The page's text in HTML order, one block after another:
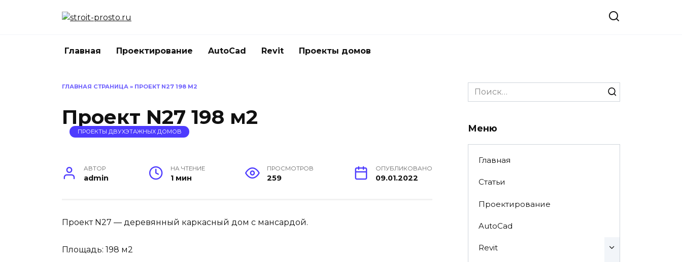
Главная Проектирование AutoCad Revit Проекты домов
ГЛАВНАЯ СТРАНИЦА » ПРОЕКТ N27 198 М2
Проект N27 198 м2
ПРОЕКТЫ ДВУХЭТАЖНЫХ ДОМОВ
АВТОР
admin
НА ЧТЕНИЕ
1 мин
ПРОСМОТРОВ
259
ОПУБЛИКОВАНО
09.01.2022
Проект N27 — деревянный каркасный дом с мансардой.
Площадь: 198 м2
Search
for:
Меню
Главная
Статьи
Проектирование
AutoCad
Revit